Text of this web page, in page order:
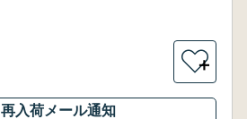
＋
再入荷メール通知